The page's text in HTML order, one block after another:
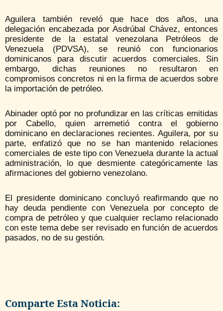
Aguilera también reveló que hace dos años, una
delegación encabezada por Asdrúbal Chávez, entonces
presidente de la estatal venezolana Petróleos de
Venezuela (PDVSA), se reunió con funcionarios
dominicanos para discutir acuerdos comerciales. Sin
embargo, dichas reuniones no resultaron en
compromisos concretos ni en la firma de acuerdos sobre
la importación de petróleo.
Abinader optó por no profundizar en las críticas emitidas
por Cabello, quien arremetió contra el gobierno
dominicano en declaraciones recientes. Aguilera, por su
parte, enfatizó que no se han mantenido relaciones
comerciales de este tipo con Venezuela durante la actual
administración, lo que desmiente categóricamente las
afirmaciones del gobierno venezolano.
El presidente dominicano concluyó reafirmando que no
hay deuda pendiente con Venezuela por concepto de
compra de petróleo y que cualquier reclamo relacionado
con este tema debe ser revisado en función de acuerdos
pasados, no de su gestión.
Comparte Esta Noticia: